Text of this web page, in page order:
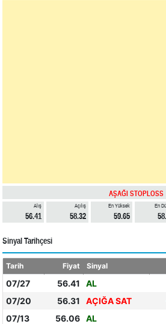
AŞAĞI STOPLOSS
Alış
56.41
Açılış
58.32
En Yüksek
59.65
En
Sinyal Tarihçesi
Tarih Fiyat Sinyal
07/27 56.41 AL
07/20
56.31 AÇIĞA SAT
07/13
56.06 AL